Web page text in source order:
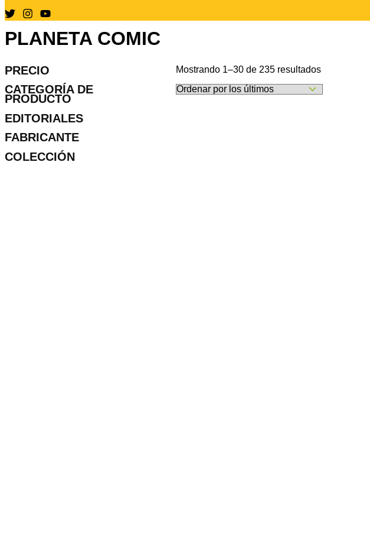
PLANETA COMIC
PRECIO
CATEGORÍA DE
PRODUCTO
EDITORIALES
FABRICANTE
COLECCIÓN
Mostrando 1–30 de 235 resultadosOrdenado
los
últimos